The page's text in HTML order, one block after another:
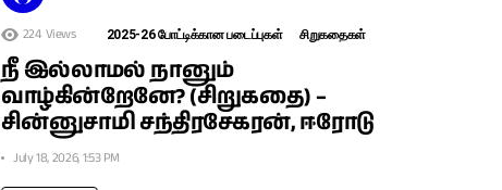
224 Views 2025-26 போட்டிக்கான படைப்புகள் சிறுகதைகள்
நீ இல்லாமல் நானும்
வாழ்கின்றேனே? (சிறுகதை) –
சின்னுசாமி சந்திரசேகரன், ஈரோடு
July 18, 2026, 1:53 PM